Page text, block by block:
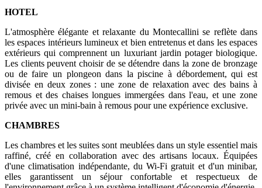
HOTEL
L'atmosphère élégante et relaxante du Montecallini se reflète dans
les espaces intérieurs lumineux et bien entretenus et dans les espaces
extérieurs qui comprennent un luxuriant jardin potager biologique.
Les clients peuvent choisir de se détendre dans la zone de bronzage
ou de faire un plongeon dans la piscine à débordement, qui est
divisée en deux zones : une zone de relaxation avec des bains à
remous et des chaises longues immergées dans l'eau, et une zone
privée avec un mini-bain à remous pour une expérience exclusive.
CHAMBRES
Les chambres et les suites sont meublées dans un style essentiel mais
raffiné, créé en collaboration avec des artisans locaux. Équipées
d'une climatisation indépendante, du Wi-Fi gratuit et d'un minibar,
elles garantissent un séjour confortable et respectueux de